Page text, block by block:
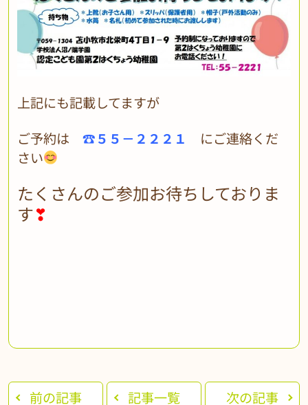
上記にも記載してますが
ご予約は ☎５５－２２２１
にご連絡くだ
さい
たくさんのご参加お待ちしておりま
す❣
前の記事 記事一覧 次の記事